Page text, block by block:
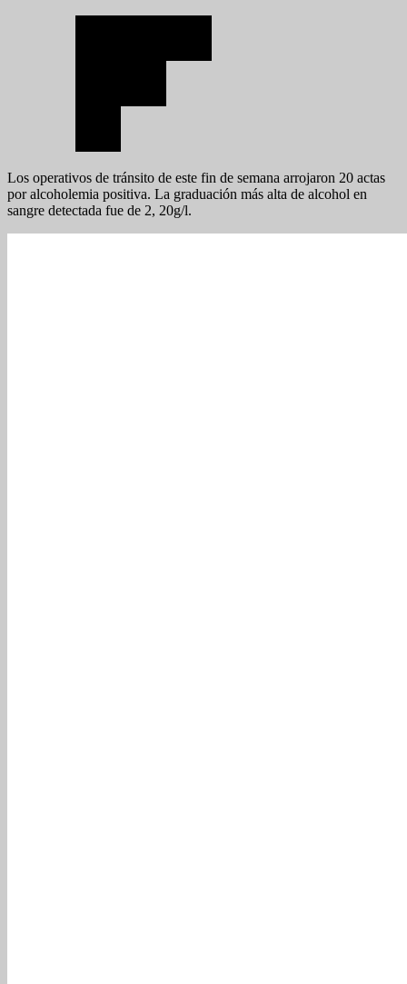
Los operativos de tránsito de este fin de semana arrojaron 20 actas
por alcoholemia positiva. La graduación más alta de alcohol en
sangre detectada fue de 2, 20g/l.